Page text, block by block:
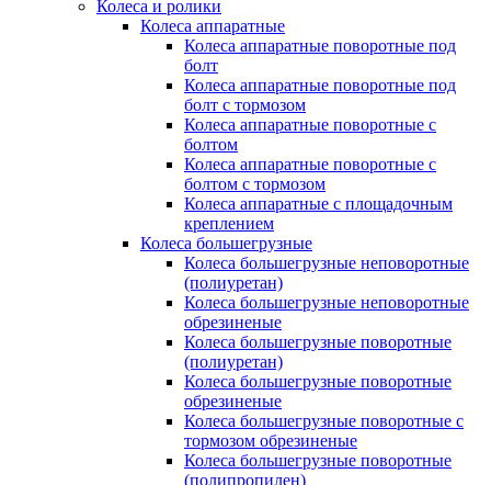
Колеса и ролики
Колеса аппаратные
Колеса аппаратные поворотные под
болт
Колеса аппаратные поворотные под
болт с тормозом
Колеса аппаратные поворотные с
болтом
Колеса аппаратные поворотные с
болтом с тормозом
Колеса аппаратные с площадочным
креплением
Колеса большегрузные
Колеса большегрузные неповоротные
(полиуретан)
Колеса большегрузные неповоротные
обрезиненые
Колеса большегрузные поворотные
(полиуретан)
Колеса большегрузные поворотные
обрезиненые
Колеса большегрузные поворотные с
тормозом обрезиненые
Колеса большегрузные поворотные
(полипропилен)